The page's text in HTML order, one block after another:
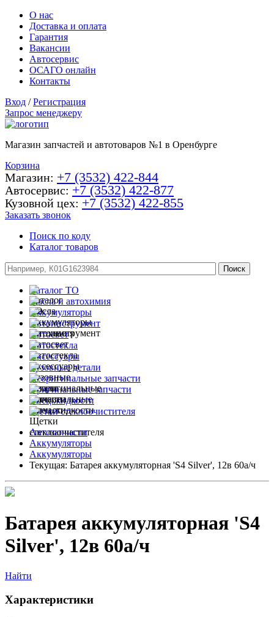
О нас
Доставка и оплата
Гарантия
Вакансии
Автосервис
ОСАГО онлайн
Контакты
Вход / Регистрация
Запрос менеджеру
Магазин запчастей и автотоваров №1 в Оренбурге
Корзина
Магазин: +7 (3532) 422-844
Автосервис: +7 (3532) 422-877
Кузовной цех: +7 (3532) 422-855
Заказать звонок
Поиск по коду
Каталог товаров
Каталог ТО
Масла и автохимия
Аккумуляторы
Автоинструмент
Автосвет
Автостекла
Аксессуары
Кузовные детали
Неоригинальные запчасти
Оригинальные запчасти
Спец.жидкости
Щетки стеклоочистителя
Автозапчасти
Аккумуляторы
Аккумуляторы
Текущая: Батарея аккумуляторная 'S4 Silver', 12в 60а/ч
Батарея аккумуляторная 'S4
Silver', 12в 60а/ч
Найти
Характеристики